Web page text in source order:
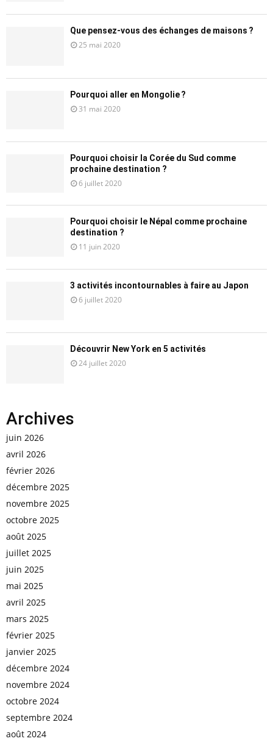
Que pensez-vous des échanges de maisons ?
25 mai 2020
Pourquoi aller en Mongolie ?
31 mai 2020
Pourquoi choisir la Corée du Sud comme
prochaine destination ?
6 juillet 2020
Pourquoi choisir le Népal comme prochaine
destination ?
11 juin 2020
3 activités incontournables à faire au Japon
6 juillet 2020
Découvrir New York en 5 activités
24 juillet 2020
Archives
juin 2026
avril 2026
février 2026
décembre 2025
novembre 2025
octobre 2025
août 2025
juillet 2025
juin 2025
mai 2025
avril 2025
mars 2025
février 2025
janvier 2025
décembre 2024
novembre 2024
octobre 2024
septembre 2024
août 2024